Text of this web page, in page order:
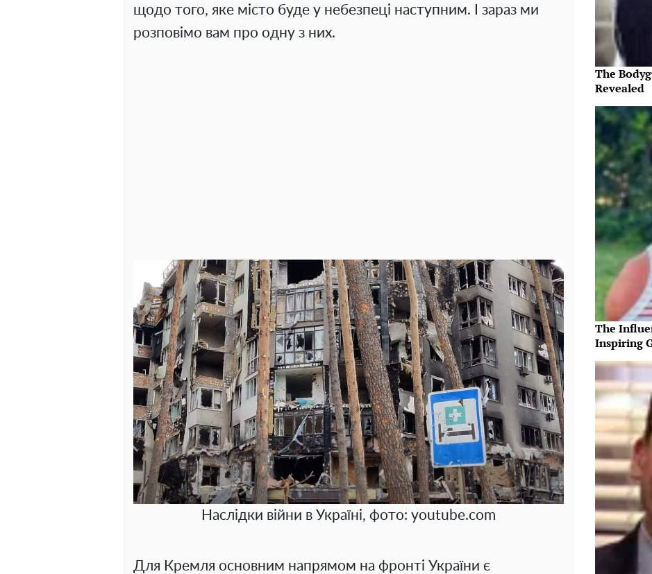
щодо того, яке місто буде у небезпеці наступним. І зараз ми
розповімо вам про одну з них.
Наслідки війни в Україні, фото: youtube.com
Для Кремля основним напрямом на фронті України є
The
Revealed
The
Inspiring